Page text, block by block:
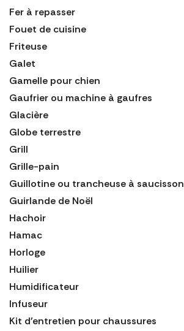
Fer à repasser
Fouet de cuisine
Friteuse
Galet
Gamelle pour chien
Gaufrier ou machine à gaufres
Glacière
Globe terrestre
Grill
Grille-pain
Guillotine ou trancheuse à saucisson
Guirlande de Noël
Hachoir
Hamac
Horloge
Huilier
Humidificateur
Infuseur
Kit d'entretien pour chaussures